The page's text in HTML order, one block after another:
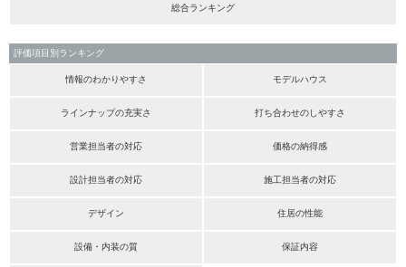
総合ランキング
評価項目別ランキング
情報のわかりやすさ モデルハウス
ラインナップの充実さ 打ち合わせのしやすさ
営業担当者の対応 価格の納得感
設計担当者の対応 施工担当者の対応
デザイン 住居の性能
設備・内装の質 保証内容